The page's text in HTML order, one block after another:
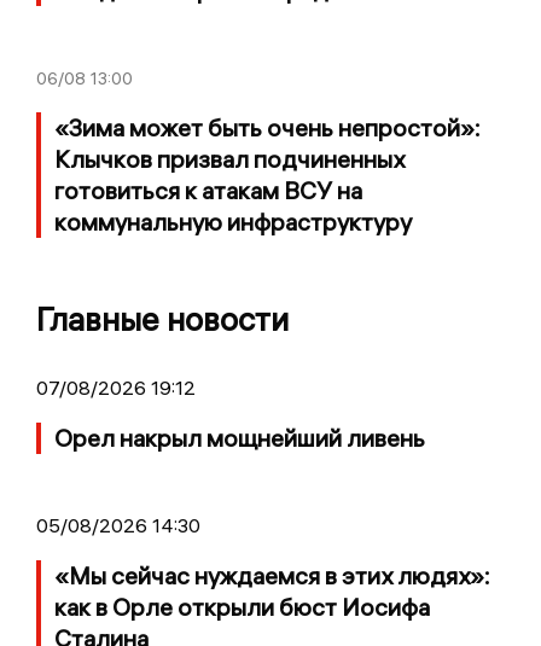
06/08 13:00
«Зима может быть очень непростой»:
Клычков призвал подчиненных
готовиться к атакам ВСУ на
коммунальную инфраструктуру
Главные новости
07/08/2026 19:12
Орел накрыл мощнейший ливень
05/08/2026 14:30
«Мы сейчас нуждаемся в этих людях»:
как в Орле открыли бюст Иосифа
Сталина